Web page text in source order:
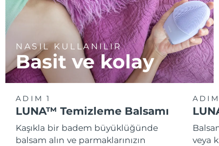
NASIL KULLANILIR
Basit ve kolay
ADIM 1
LUNA™ Temizleme Balsamı
Kaşıkla bir badem büyüklüğünde
balsam alın ve parmaklarınızın
veya